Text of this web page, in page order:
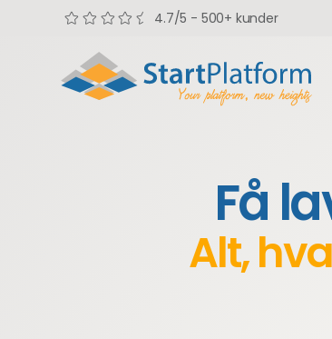
Få
Alt,
4.7/5 - 500+ kunder